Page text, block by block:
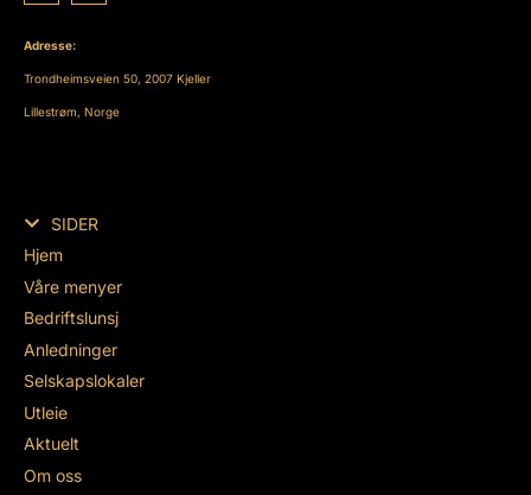
Adresse:
Trondheimsveien 50, 2007 Kjeller
Lillestrøm, Norge
SIDER
Hjem
Våre menyer
Bedriftslunsj
Anledninger
Selskapslokaler
Utleie
Aktuelt
Om oss